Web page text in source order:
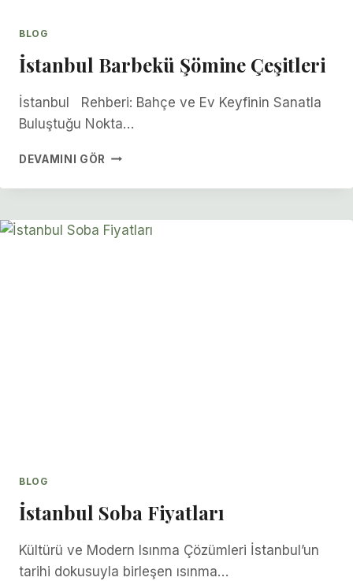
BLOG
İstanbul Barbekü Şömine Çeşitleri
İstanbul Rehberi: Bahçe ve Ev Keyfinin Sanatla
Buluştuğu Nokta…
DEVAMINI GÖR İSTANBUL
ŞÖMINE
BLOG
İstanbul Soba Fiyatları
Kültürü ve Modern Isınma Çözümleri İstanbul’un
tarihi dokusuyla birleşen ısınma…